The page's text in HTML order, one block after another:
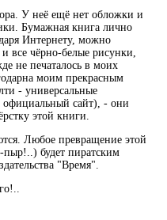
У неё ещё нет обложки и
Бумажная книга лично
Интернету, можно
все чёрно-белые рисунки,
не печаталось в моих
моим прекрасным
- универсальные
сайт), - они
этой книги.
Любое превращение этой
пыр!..) будет пиратским
"Время".